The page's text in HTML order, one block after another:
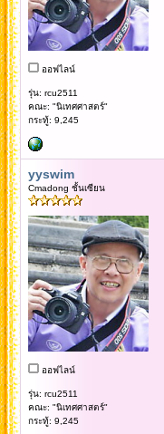
ออฟไลน์
รุ่น: rcu2511
คณะ: "นิเทศศาสตร์"
กระทู้: 9,245
yyswim
Cmadong ชั้นเซียน
ออฟไลน์
รุ่น: rcu2511
คณะ: "นิเทศศาสตร์"
กระทู้: 9,245